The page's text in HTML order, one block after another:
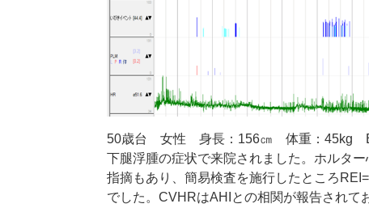
50歳台 女性 身長： 156㎝ 体重： 45kg
下腿浮腫の症状で来院されました。ホルター
指摘もあり、簡易検査を施行したところ
でした。 CVHRはAHI との相関が報告されて